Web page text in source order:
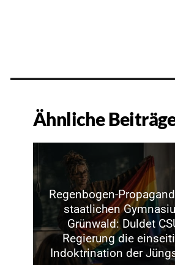
Ähnliche
Regenbogen-
staatlichen
Grünwald: Duldet
Regierung die
Indoktrination der